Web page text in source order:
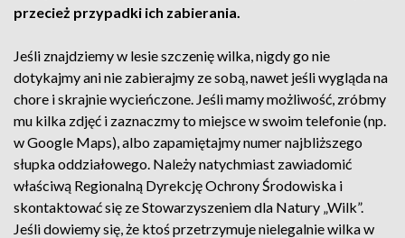
przecież przypadki ich zabierania.
Jeśli znajdziemy w lesie szczenię wilka, nigdy go nie
dotykajmy ani nie zabierajmy ze sobą, nawet jeśli wygląda na
chore i skrajnie wycieńczone. Jeśli mamy możliwość, zróbmy
mu kilka zdjęć i zaznaczmy to miejsce w swoim telefonie (np.
w Google Maps), albo zapamiętajmy numer najbliższego
słupka oddziałowego. Należy natychmiast zawiadomić
właściwą Regionalną Dyrekcję Ochrony Środowiska i
skontaktować się ze Stowarzyszeniem dla Natury „Wilk”.
Jeśli dowiemy się, że ktoś przetrzymuje nielegalnie wilka w